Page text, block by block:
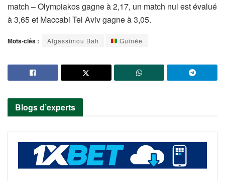
match – Olympiakos gagne à 2,17, un match nul est évalué
à 3,65 et Maccabi Tel Aviv gagne à 3,05.
Mots-clés : Algassimou Bah Guinée
Blogs d’experts